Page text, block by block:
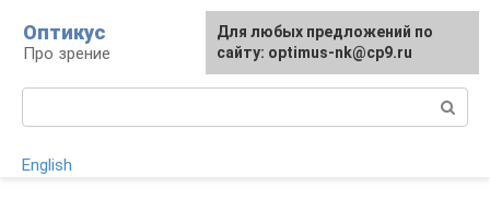
контенту
Оптикус
Про зрение
English
Для любых предложений по
сайту: optimus-nk@cp9.ru